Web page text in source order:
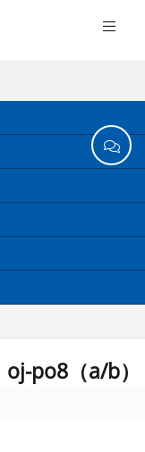
po8（a/b）